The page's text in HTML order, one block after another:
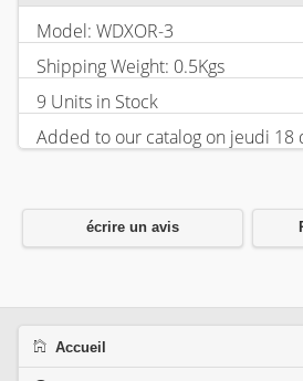
Model: WDXOR-3
Shipping Weight: 0.5Kgs
9 Units in Stock
Added to our catalog on jeudi 18
écrire un avis
Accueil